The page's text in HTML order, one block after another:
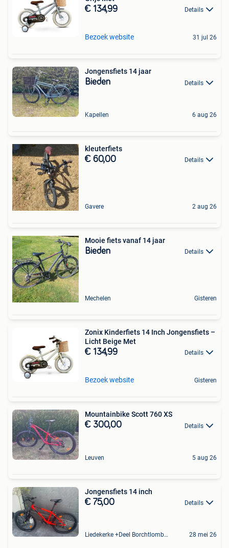
€ 134,99 Details
Bezoek website 31 jul 26
Jongensfiets 14 jaar
Bieden Details
Kapellen 6 aug 26
kleuterfiets
€ 60,00 Details
Gavere 2 aug 26
Mooie fiets vanaf 14 jaar
Bieden Details
Mechelen Gisteren
Zonix Kinderfiets 14 Inch Jongensfiets –
Licht Beige Met
€ 134,99 Details
Bezoek website Gisteren
Mountainbike Scott 760 XS
€ 300,00 Details
Leuven 5 aug 26
Jongensfiets 14 inch
€ 75,00 Details
Liedekerke +Deel Borchtlombeek 28 mei 26